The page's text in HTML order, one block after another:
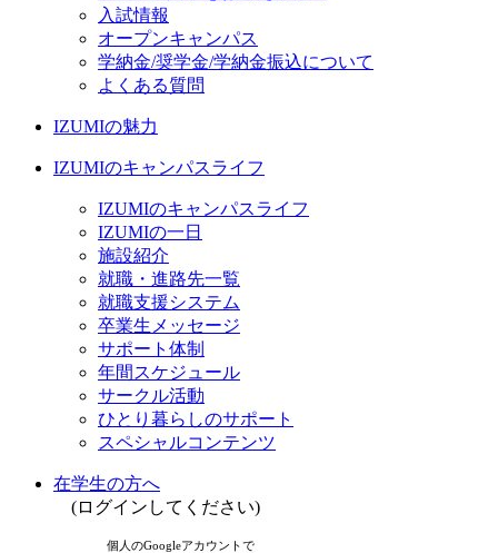
入試情報
オープンキャンパス
学納金/奨学金/学納金振込について
よくある質問
IZUMIの魅力
IZUMIのキャンパスライフ
IZUMIのキャンパスライフ
IZUMIの一日
施設紹介
就職・進路先一覧
就職支援システム
卒業生メッセージ
サポート体制
年間スケジュール
サークル活動
ひとり暮らしのサポート
スペシャルコンテンツ
在学生の方へ
(ログインしてください)
個人のGoogleアカウントで